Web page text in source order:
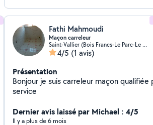
Fathi Mahmoudi
Maçon carreleur
Saint-Vallier (Bois Francs-Le Parc-Le Poivre)
4/5 (1 avis)
Présentation
Bonjour je suis carreleur maçon qualifiée pour votre
service
Dernier avis laissé par Michael : 4/5
Il y a plus de 6 mois